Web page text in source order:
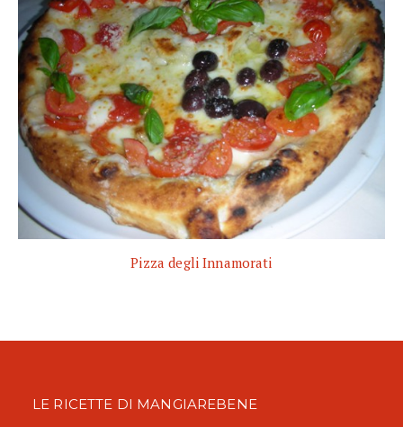
Pizza degli Innamorati
LE RICETTE DI MANGIAREBENE